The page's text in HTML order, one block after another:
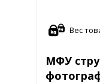
Вес
МФУ